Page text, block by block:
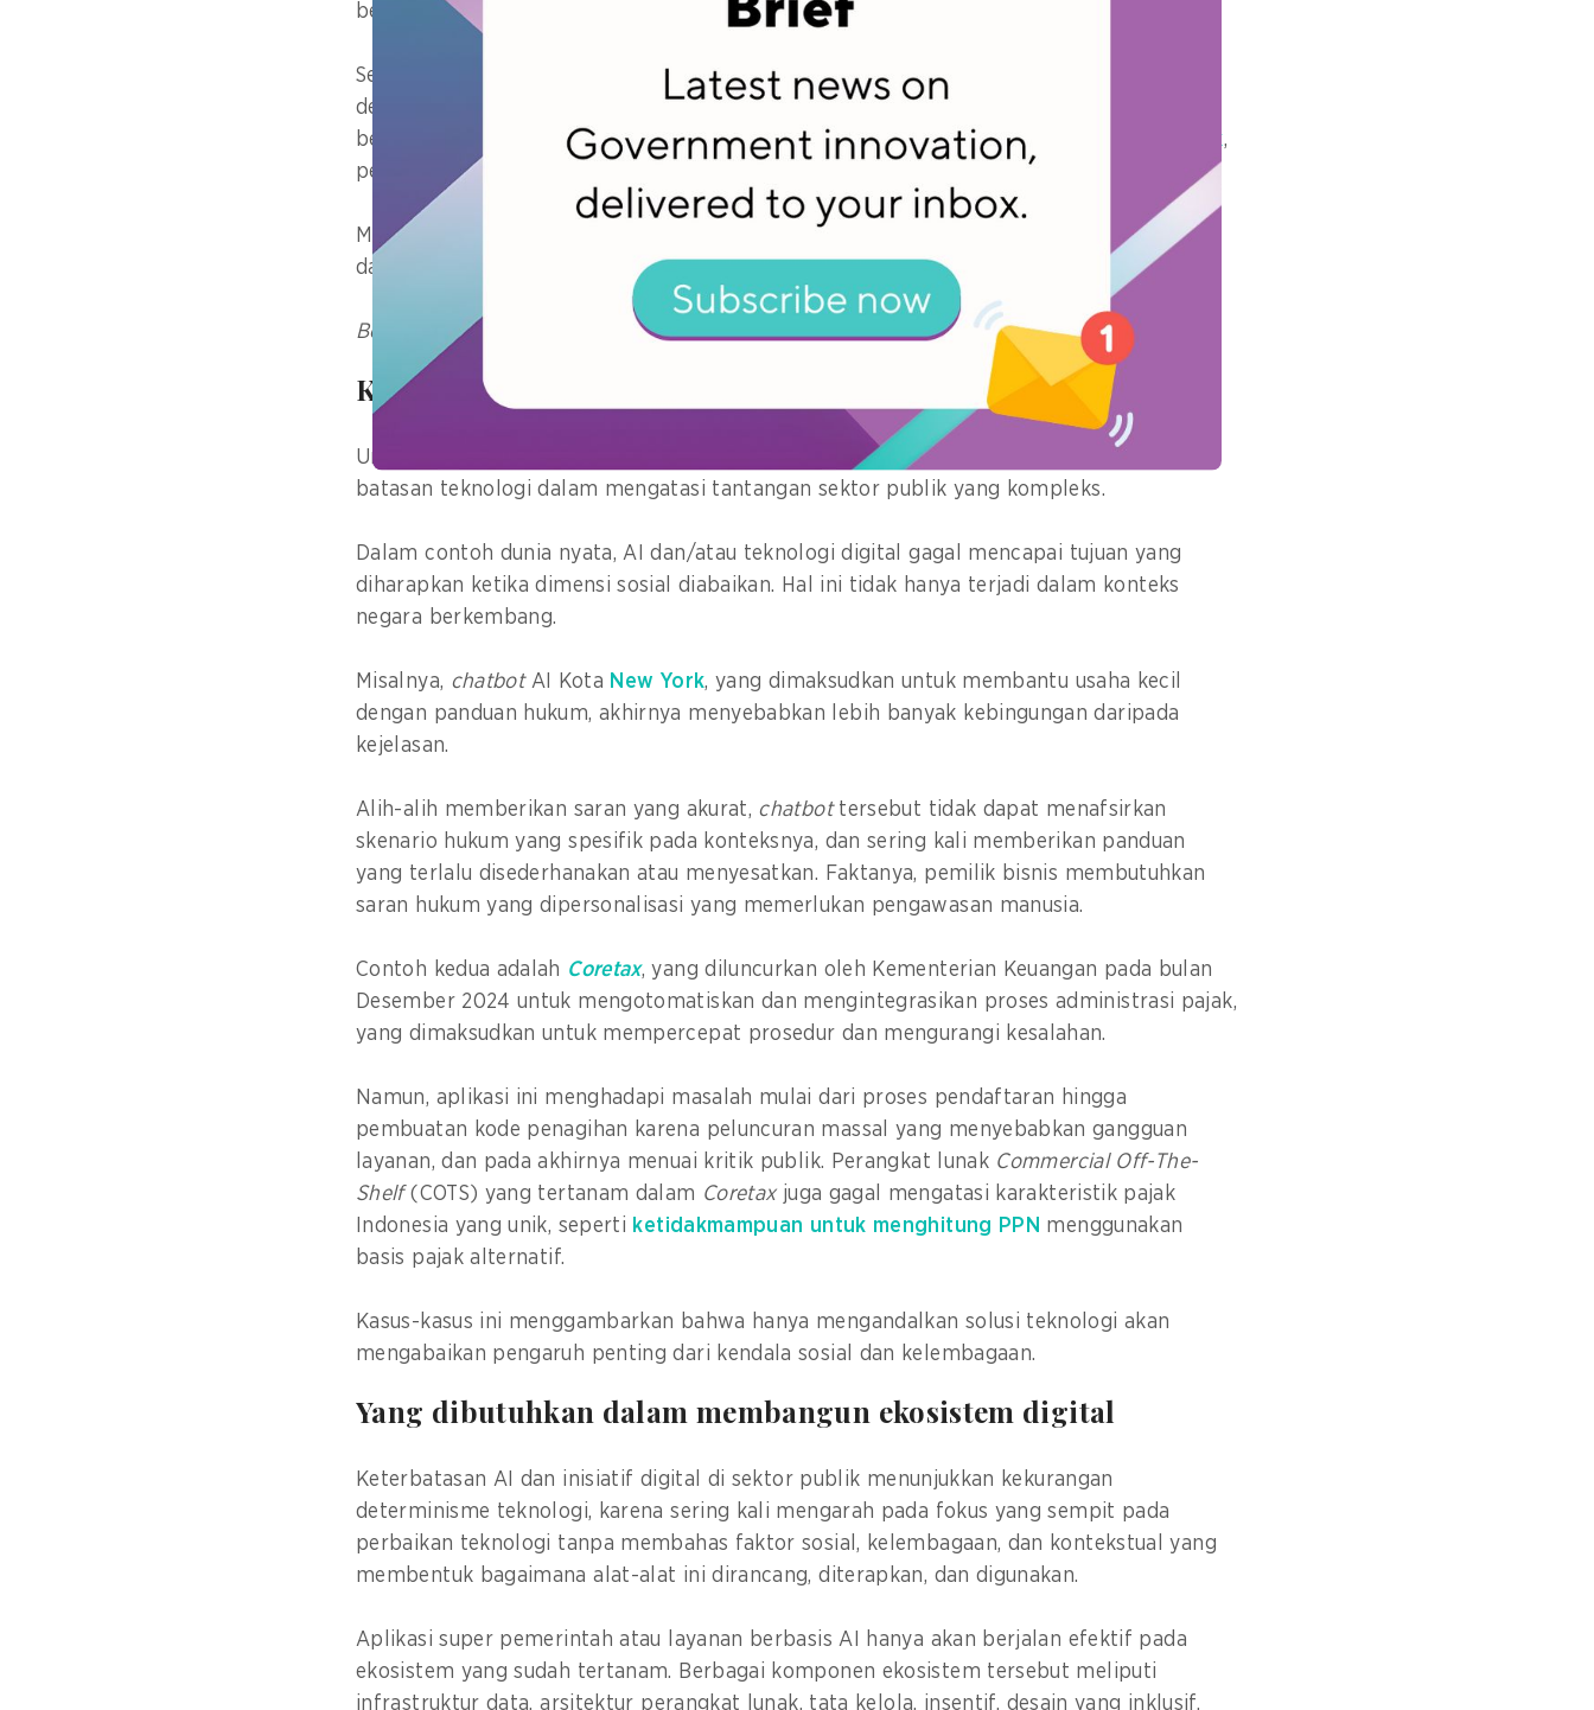
besar tidak efektif dalam memberikan layanan publik.
Selama dua tahun terakhir, Pemerintah Indonesia telah berupaya mengatasi masalah ini
dengan mengadopsi kecerdasan buatan (AI) dan mengembangkan aplikasi super yang
bertujuan untuk mengintegrasikan layanan di berbagai sektor, termasuk pelaporan
pajak,
pendidikan, kesehatan, dan
Meskipun AI sendiri bukanlah
, kita harus berhati-hati agar tidak terjebak
dalam pendekatan '
techno-solutionism
Berlangganan bulletin GovInsiderdi sini.
Keterbatasan AI dalam layanan publik
Untuk menghindari jebakan
, pertama-tama kita harus mengakui
batasan teknologi dalam mengatasi tantangan sektor publik yang kompleks.
Dalam contoh dunia nyata, AI dan/atau teknologi digital gagal mencapai tujuan yang
diharapkan ketika dimensi sosial diabaikan. Hal ini tidak hanya terjadi dalam konteks
negara berkembang.
Misalnya, chatbot AI Kota New York, yang dimaksudkan untuk membantu usaha kecil
dengan panduan hukum, akhirnya menyebabkan lebih banyak kebingungan daripada
kejelasan.
Alih-alih memberikan saran yang akurat, chatbot tersebut tidak dapat menafsirkan
skenario hukum yang spesifik pada konteksnya, dan sering kali memberikan panduan
yang terlalu disederhanakan atau menyesatkan. Faktanya, pemilik bisnis membutuhkan
saran hukum yang dipersonalisasi yang memerlukan pengawasan manusia.
Contoh kedua adalah Coretax, yang diluncurkan oleh Kementerian Keuangan pada bulan
Desember 2024 untuk mengotomatiskan dan mengintegrasikan proses administrasi pajak,
yang dimaksudkan untuk mempercepat prosedur dan mengurangi kesalahan.
Namun, aplikasi ini menghadapi masalah mulai dari proses pendaftaran hingga
pembuatan kode penagihan karena peluncuran massal yang menyebabkan gangguan
layanan, dan pada akhirnya menuai kritik publik. Perangkat lunak Commercial Off-The-
Shelf(COTS) yang tertanam dalam Coretax juga gagal mengatasi karakteristik pajak
Indonesia yang unik, seperti ketidakmampuan untuk menghitung PPN menggunakan
basis pajak alternatif.
Kasus-kasus ini menggambarkan bahwa hanya mengandalkan solusi teknologi akan
mengabaikan pengaruh penting dari kendala sosial dan kelembagaan.
Yang dibutuhkan dalam membangun ekosistem digital
Keterbatasan AI dan inisiatif digital di sektor publik menunjukkan kekurangan
determinisme teknologi, karena sering kali mengarah pada fokus yang sempit pada
perbaikan teknologi tanpa membahas faktor sosial, kelembagaan, dan kontekstual yang
membentuk bagaimana alat-alat ini dirancang, diterapkan, dan digunakan.
Aplikasi super pemerintah atau layanan berbasis AI hanya akan berjalan efektif pada
ekosistem yang sudah tertanam. Berbagai komponen ekosistem tersebut meliputi
infrastruktur data, arsitektur perangkat lunak, tata kelola, insentif, desain yang inklusif,